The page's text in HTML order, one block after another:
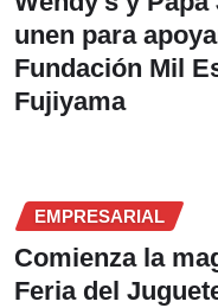
unen para
Fundación Mil
Fujiyama
EMPRESARIAL
Comienza la
Feria del